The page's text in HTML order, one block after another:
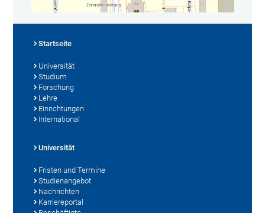
Startseite
Universität
Studium
Forschung
Lehre
Einrichtungen
International
Universität
Fristen und Termine
Studienangebot
Nachrichten
Karriereportal